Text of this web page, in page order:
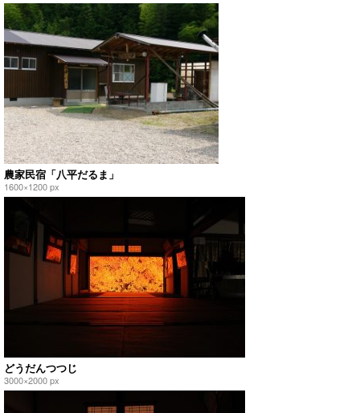
農家民宿「八平だるま」
1600×1200 px
どうだんつつじ
3000×2000 px